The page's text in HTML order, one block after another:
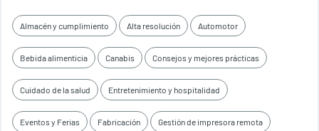
Almacén y cumplimiento Alta resolución Automotor
Bebida alimenticia Canabis Consejos y mejores prácticas
Cuidado de la salud Entretenimiento y hospitalidad
Eventos y Ferias Fabricación Gestión de impresora remota